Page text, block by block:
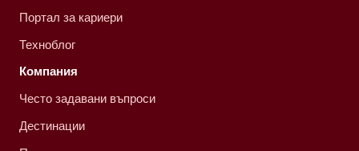
Портал за кариери
Техноблог
Компания
Често задавани въпроси
Дестинации